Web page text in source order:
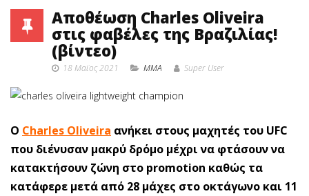
Αποθέωση Charles Oliveira
στις φαβέλες της Βραζιλίας!
(βίντεο)
18 Μαϊος 2021 MMA Super User
O Charles Oliveira ανήκει στους μαχητές του UFC
που διένυσαν μακρύ δρόμο μέχρι να φτάσουν να
κατακτήσουν ζώνη στο promotion καθώς τα
κατάφερε μετά από 28 μάχες στο οκτάγωνο και 11